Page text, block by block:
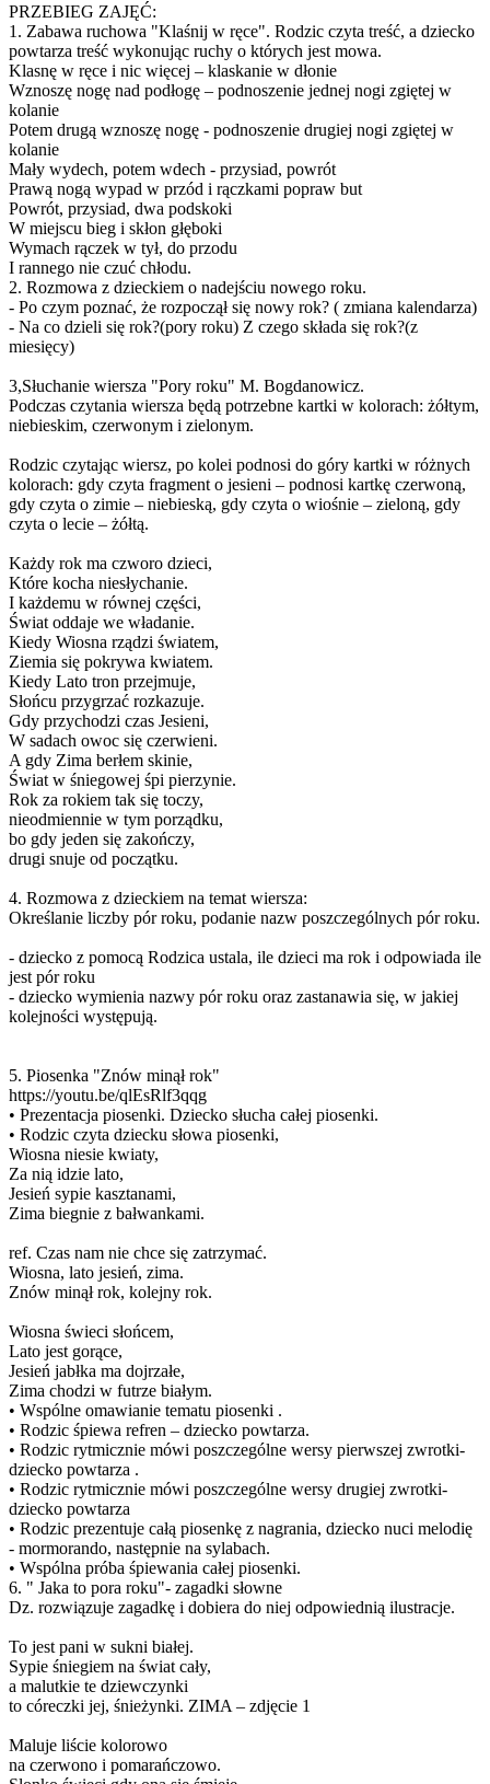
PRZEBIEG ZAJĘĆ:
1. Zabawa ruchowa "Klaśnij w ręce". Rodzic czyta treść, a dziecko
powtarza treść wykonując ruchy o których jest mowa.
Klasnę w ręce i nic więcej – klaskanie w dłonie
Wznoszę nogę nad podłogę – podnoszenie jednej nogi zgiętej w
kolanie
Potem drugą wznoszę nogę - podnoszenie drugiej nogi zgiętej w
kolanie
Mały wydech, potem wdech - przysiad, powrót
Prawą nogą wypad w przód i rączkami popraw but
Powrót, przysiad, dwa podskoki
W miejscu bieg i skłon głęboki
Wymach rączek w tył, do przodu
I rannego nie czuć chłodu.
2. Rozmowa z dzieckiem o nadejściu nowego roku.
- Po czym poznać, że rozpoczął się nowy rok? ( zmiana kalendarza)
- Na co dzieli się rok?(pory roku) Z czego składa się rok?(z
miesięcy)
3,Słuchanie wiersza "Pory roku" M. Bogdanowicz.
Podczas czytania wiersza będą potrzebne kartki w kolorach: żółtym,
niebieskim, czerwonym i zielonym.
Rodzic czytając wiersz, po kolei podnosi do góry kartki w różnych
kolorach: gdy czyta fragment o jesieni – podnosi kartkę czerwoną,
gdy czyta o zimie – niebieską, gdy czyta o wiośnie – zieloną, gdy
czyta o lecie – żółtą.
Każdy rok ma czworo dzieci,
Które kocha niesłychanie.
I każdemu w równej części,
Świat oddaje we władanie.
Kiedy Wiosna rządzi światem,
Ziemia się pokrywa kwiatem.
Kiedy Lato tron przejmuje,
Słońcu przygrzać rozkazuje.
Gdy przychodzi czas Jesieni,
W sadach owoc się czerwieni.
A gdy Zima berłem skinie,
Świat w śniegowej śpi pierzynie.
Rok za rokiem tak się toczy,
nieodmiennie w tym porządku,
bo gdy jeden się zakończy,
drugi snuje od początku.
4. Rozmowa z dzieckiem na temat wiersza:
Określanie liczby pór roku, podanie nazw poszczególnych pór roku.
- dziecko z pomocą Rodzica ustala, ile dzieci ma rok i odpowiada ile
jest pór roku
- dziecko wymienia nazwy pór roku oraz zastanawia się, w jakiej
kolejności występują.
5. Piosenka "Znów minął rok"
https://youtu.be/qlEsRlf3qqg
• Prezentacja piosenki. Dziecko słucha całej piosenki.
• Rodzic czyta dziecku słowa piosenki,
Wiosna niesie kwiaty,
Za nią idzie lato,
Jesień sypie kasztanami,
Zima biegnie z bałwankami.
ref. Czas nam nie chce się zatrzymać.
Wiosna, lato jesień, zima.
Znów minął rok, kolejny rok.
Wiosna świeci słońcem,
Lato jest gorące,
Jesień jabłka ma dojrzałe,
Zima chodzi w futrze białym.
• Wspólne omawianie tematu piosenki .
• Rodzic śpiewa refren – dziecko powtarza.
• Rodzic rytmicznie mówi poszczególne wersy pierwszej zwrotki-
dziecko powtarza .
• Rodzic rytmicznie mówi poszczególne wersy drugiej zwrotki-
dziecko powtarza
• Rodzic prezentuje całą piosenkę z nagrania, dziecko nuci melodię
- mormorando, następnie na sylabach.
• Wspólna próba śpiewania całej piosenki.
6. " Jaka to pora roku"- zagadki słowne
Dz. rozwiązuje zagadkę i dobiera do niej odpowiednią ilustracje.
To jest pani w sukni białej.
Sypie śniegiem na świat cały,
a malutkie te dziewczynki
to córeczki jej, śnieżynki. ZIMA – zdjęcie 1
Maluje liście kolorowo
na czerwono i pomarańczowo.